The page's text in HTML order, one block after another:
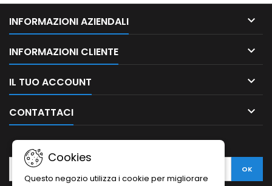
INFORMAZIONI AZIENDALI 
INFORMAZIONI CLIENTE 
IL TUO ACCOUNT 
CONTATTACI 
Cookies
Questo negozio utilizza i cookie per migliorare
NEWSLETTER